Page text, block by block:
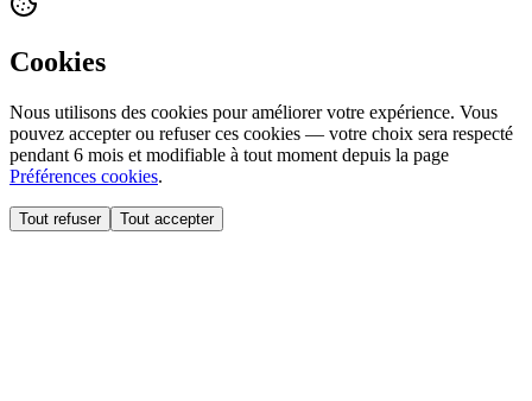
Cookies
Nous utilisons des cookies pour améliorer votre expérience. Vous
pouvez accepter ou refuser ces cookies — votre choix sera respecté
pendant 6 mois et modifiable à tout moment depuis la page
Préférences cookies.
Tout refuser Tout accepter